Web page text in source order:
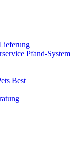
Pfand-System
Best